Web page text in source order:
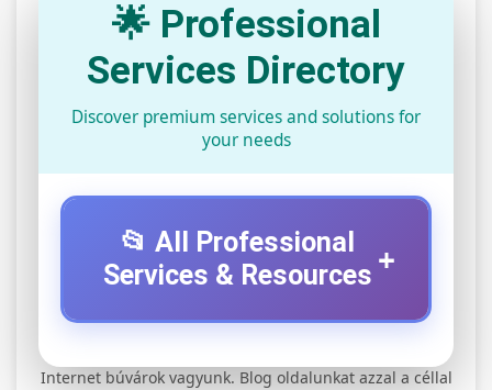
🌟 Professional
Services Directory
Discover premium services and solutions for
your needs
📂 All Professional
Services & Resources +
szervíz
+
Internet búvárok vagyunk. Blog oldalunkat azzal a céllal